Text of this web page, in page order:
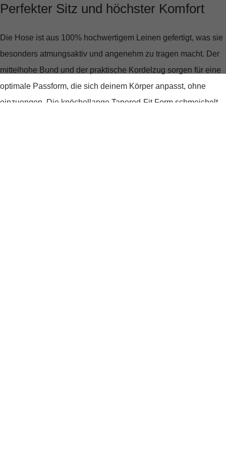
Perfekter Sitz und höchster Komfort
Die Hose ist aus 100% hochwertigem Leinen gefertigt, was sie
besonders atmungsaktiv und angenehm zu tragen macht. Der
mittelhohe Bund und der praktische Kordelzug sorgen für eine
optimale Passform, die sich deinem Körper anpasst, ohne
einzuengen. Die knöchellange Tapered-Fit Form schmeichelt